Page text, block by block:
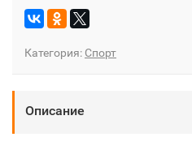
Категория: Спорт
Описание